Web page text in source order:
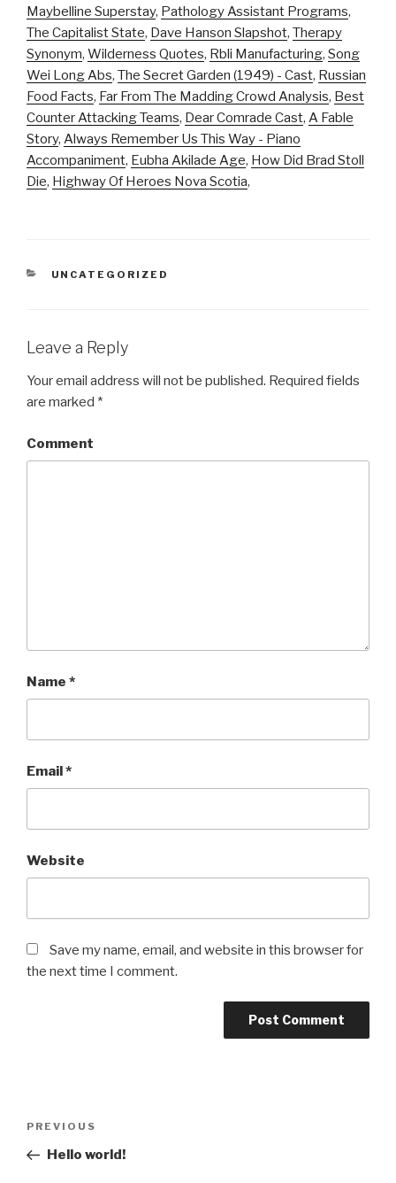
Maybelline Superstay, Pathology Assistant Programs,
The Capitalist State, Dave Hanson Slapshot, Therapy
Synonym, Wilderness Quotes, Rbli Manufacturing, Song
Wei Long Abs, The Secret Garden (1949) - Cast, Russian
Food Facts, Far From The Madding Crowd Analysis, Best
Counter Attacking Teams, Dear Comrade Cast, A Fable
Story, Always Remember Us This Way - Piano
Accompaniment, Eubha Akilade Age, How Did Brad Stoll
Die, Highway Of Heroes Nova Scotia,
CATEGORIES
UNCATEGORIZED
Leave a Reply
Your email address will not be published. Required fields
are marked *
Comment
Name *
Email*
Website
Save my name, email, and website in this browser for
the next time I comment.
Previous
Post
PREVIOUS
Hello world!